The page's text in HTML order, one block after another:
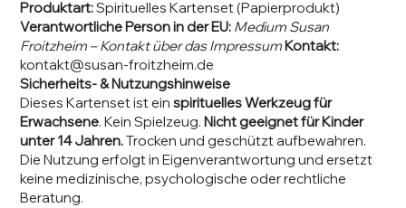
Produktart:Spirituelles Kartenset (Papierprodukt)
Verantwortliche Person in der EU: Medium Susan
Froitzheim – Kontakt über das Impressum Kontakt:
kontakt@susan-froitzheim.de
Sicherheits- & Nutzungshinweise
Dieses Kartenset ist einspirituelles Werkzeug für
Erwachsene. Kein Spielzeug. Nicht geeignet für Kinder
unter 14 Jahren.Trocken und geschützt aufbewahren.
Die Nutzung erfolgt in Eigenverantwortung und ersetzt
keine medizinische, psychologische oder rechtliche
Beratung.